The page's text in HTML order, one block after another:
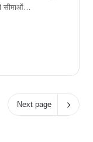
Next page